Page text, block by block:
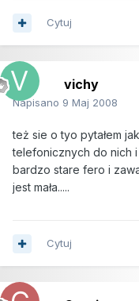
Cytuj
vichy
Napisano 9 Maj 2008
też sie o tyo pytałem
telefonicznych do nich
bardzo stare fero i
jest mała.....
Cytuj